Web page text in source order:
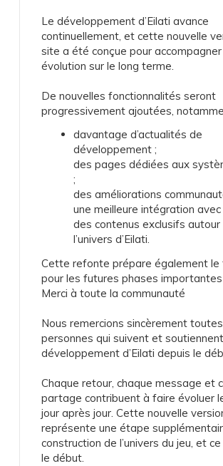
Le développement d’Eilati avance
continuellement, et cette nouvelle
site a été conçue pour
évolution sur le long terme.
De nouvelles fonctionnalités seront
progressivement ajoutées,
davantage d’actualités de
développement ;
des pages dédiées aux
;
des améliorations
une meilleure intégration
des contenus exclusifs autour
l’univers d’Eilati.
Cette refonte prépare également le
pour les futures phases
Merci à toute la communauté
Nous remercions sincèrement
personnes qui suivent et
développement d’Eilati depuis le
Chaque retour, chaque message et
partage contribuent à faire évoluer
jour après jour. Cette nouvelle
représente une étape
construction de l’univers du jeu, et ce
le début.